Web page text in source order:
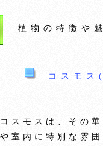
植物の特徴や
コスモ
コスモスは、その
や室内に特別な雰